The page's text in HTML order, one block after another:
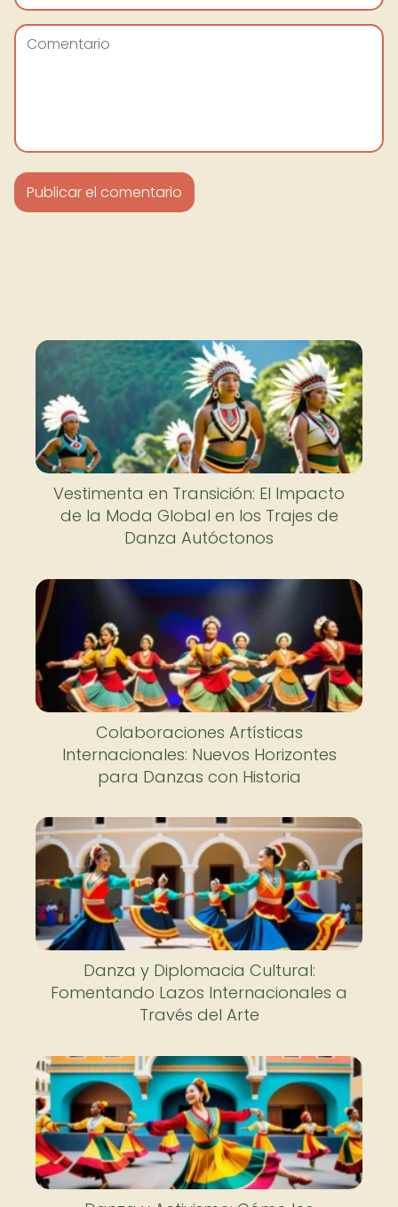
Vestimenta en Transición: El Impacto
de la Moda Global en los Trajes de
Danza Autóctonos
Colaboraciones Artísticas
Internacionales: Nuevos Horizontes
para Danzas con Historia
Danza y Diplomacia Cultural:
Fomentando Lazos Internacionales a
Través del Arte